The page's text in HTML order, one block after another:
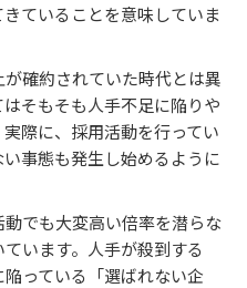
ていることを意味していま
確約されていた時代とは異
そもそも人手不足に陥りや
際に、採用活動を行ってい
事態も発生し始めるように
でも大変高い倍率を潜らな
います。人手が殺到する
陥っている「選ばれない企